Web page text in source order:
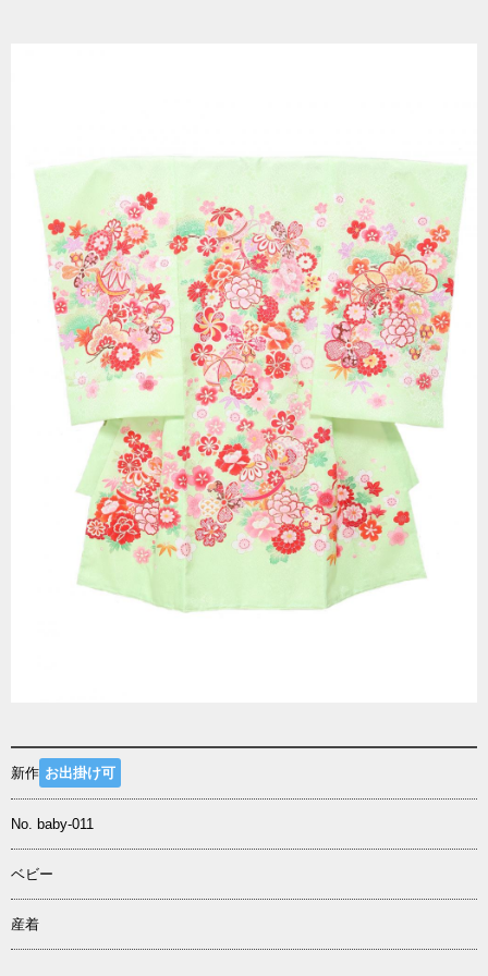
新作 お出掛け可
No. baby-011
ベビー
産着